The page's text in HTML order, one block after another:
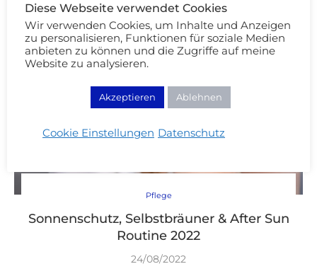
Pflege
Sonnenschutz, Selbstbräuner & After Sun
Routine 2022
24/08/2022
Diese Webseite verwendet Cookies
Wir verwenden Cookies, um Inhalte und Anzeigen
zu personalisieren, Funktionen für soziale Medien
anbieten zu können und die Zugriffe auf meine
Website zu analysieren.
Akzeptieren Ablehnen
Cookie Einstellungen Datenschutz